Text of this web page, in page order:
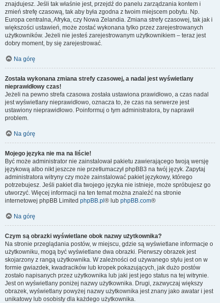
znajdujesz. Jeśli tak właśnie jest, przejdź do panelu zarządzania kontem i
zmień strefę czasową, tak aby była zgodna z twoim miejscem pobytu. Np.
Europa centralna, Afryka, czy Nowa Zelandia. Zmiana strefy czasowej, tak jak i
większości ustawień, może zostać wykonana tylko przez zarejestrowanych
użytkowników. Jeżeli nie jesteś zarejestrowanym użytkownikiem – teraz jest
dobry moment, by się zarejestrować.
Na górę
Została wykonana zmiana strefy czasowej, a nadal jest wyświetlany
nieprawidłowy czas!
Jeżeli na pewno strefa czasowa została ustawiona prawidłowo, a czas nadal
jest wyświetlany nieprawidłowo, oznacza to, że czas na serwerze jest
ustawiony nieprawidłowo. Poinformuj o tym administratora, by naprawił
problem.
Na górę
Mojego języka nie ma na liście!
Być może administrator nie zainstalował pakietu zawierającego twoją wersję
językową albo nikt jeszcze nie przetłumaczył phpBB3 na twój język. Zapytaj
administratora witryny czy może zainstalować pakiet językowy, którego
potrzebujesz. Jeśli pakiet dla twojego języka nie istnieje, może spróbujesz go
utworzyć. Więcej informacji na ten temat można znaleźć na stronie
internetowej phpBB Limited phpBB.pl ® lub phpBB.com®
Na górę
Czym są obrazki wyświetlane obok nazwy użytkownika?
Na stronie przeglądania postów, w miejscu, gdzie są wyświetlane informacje o
użytkowniku, mogą być wyświetlane dwa obrazki. Pierwszy obrazek jest
skojarzony z rangą użytkownika. W zależności od używanego stylu jest on w
formie gwiazdek, kwadracików lub kropek pokazujących, jak dużo postów
zostało napisanych przez użytkownika lub jaki jest jego status na tej witrynie.
Jest on wyświetlany poniżej nazwy użytkownika. Drugi, zazwyczaj większy
obrazek, wyświetlany powyżej nazwy użytkownika jest znany jako awatar i jest
unikatowy lub osobisty dla każdego użytkownika.